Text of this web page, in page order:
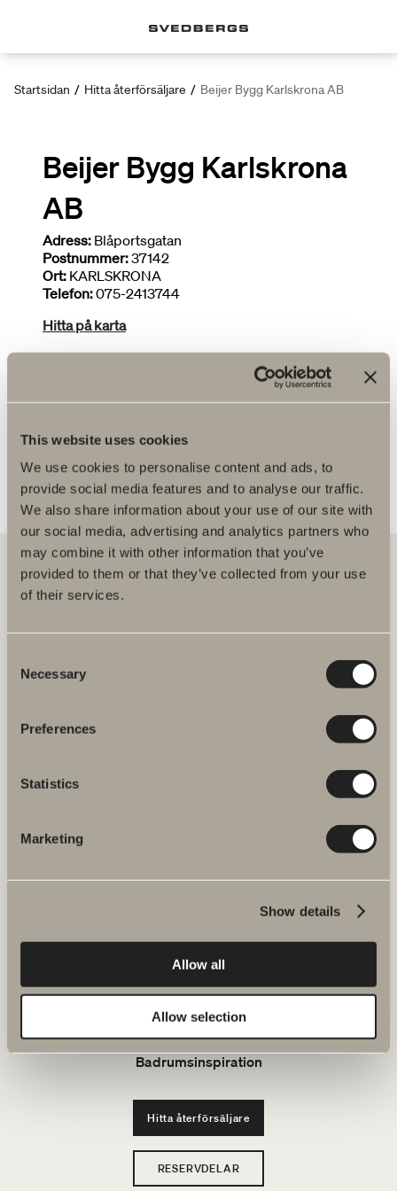
This website uses cookies
We use cookies to personalise content and ads, to
provide social media features and to analyse our traffic.
We also share information about your use of our site with
our social media, advertising and analytics partners who
may combine it with other information that you’ve
provided to them or that they’ve collected from your use
of their services.
Selection
Necessary
Preferences
Statistics
Marketing
Show details
Allow all
Allow selection
Startsidan / Hitta återförsäljare / Beijer Bygg Karlskrona AB
Beijer Bygg Karlskrona
AB
Adress: Blåportsgatan
Postnummer:37142
Ort: KARLSKRONA
Telefon:075-2413744
Hitta på karta
Deltar i kampanjer
Svedbergs i Dalstorp AB
Verkstadsvägen 1
Svedbergs kundservice.
Hållbarhet
Badrumsinspiration
Hitta återförsäljare
RESERVDELAR